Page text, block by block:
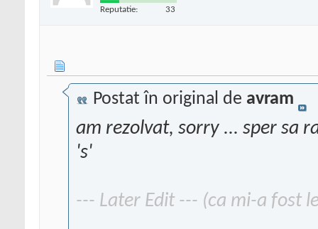
Reputatie: 33
Postat în original de avram
am rezolvat, sorry ... sper sa
's'
--- Later Edit --- (ca mi-a fost